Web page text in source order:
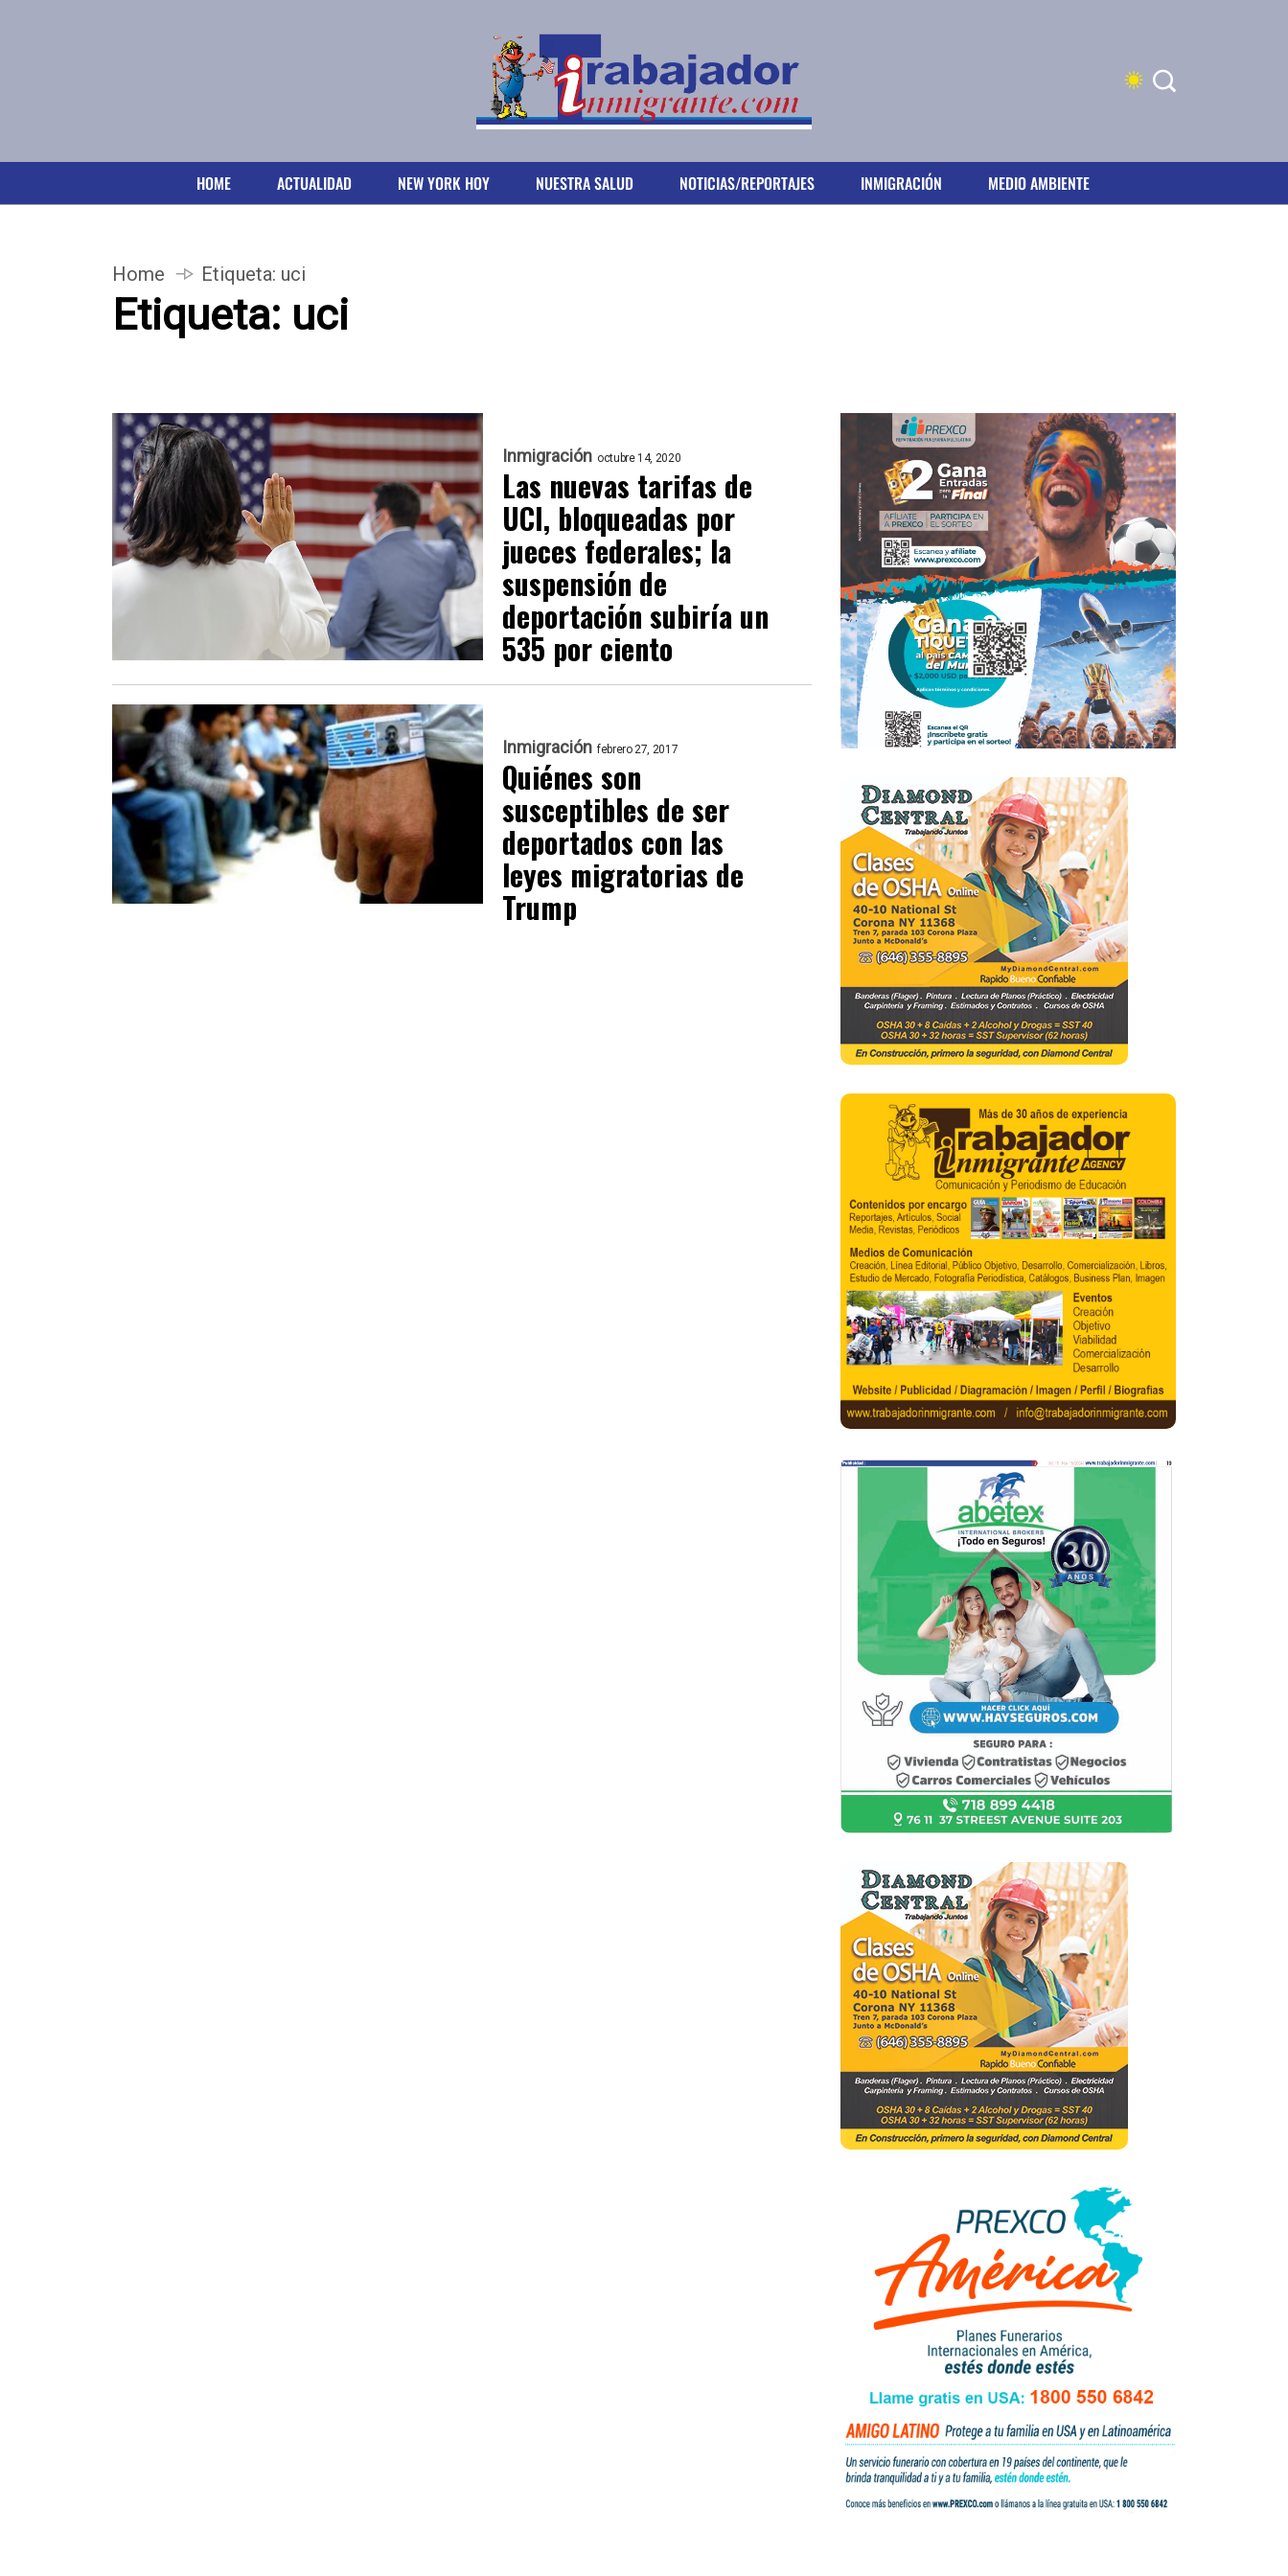
HOME ACTUALIDAD NEW YORK HOY NUESTRA SALUD NOTICIAS/REPORTAJES INMIGRACIÓN MEDIO AMBIENTE
Home Etiqueta: uci
Etiqueta: uci
Inmigración octubre 14, 2020
Las nuevas tarifas de
UCI, bloqueadas por
jueces federales; la
suspensión de
deportación subiría un
535 por ciento
Inmigración febrero 27, 2017
Quiénes son
susceptibles de ser
deportados con las
leyes migratorias de
Trump